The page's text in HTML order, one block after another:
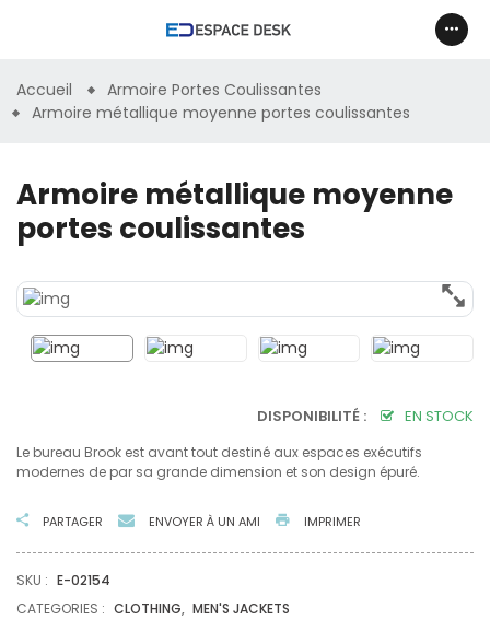
Accueil
Armoire Portes Coulissantes
Armoire métallique moyenne portes coulissantes
Armoire métallique moyenne
portes coulissantes
DISPONIBILITÉ : EN STOCK
Le bureau Brook est avant tout destiné aux espaces exécutifs
modernes de par sa grande dimension et son design épuré.
PARTAGER ENVOYER À UN AMI IMPRIMER
SKU : E-02154
CATEGORIES : CLOTHING, MEN'S JACKETS